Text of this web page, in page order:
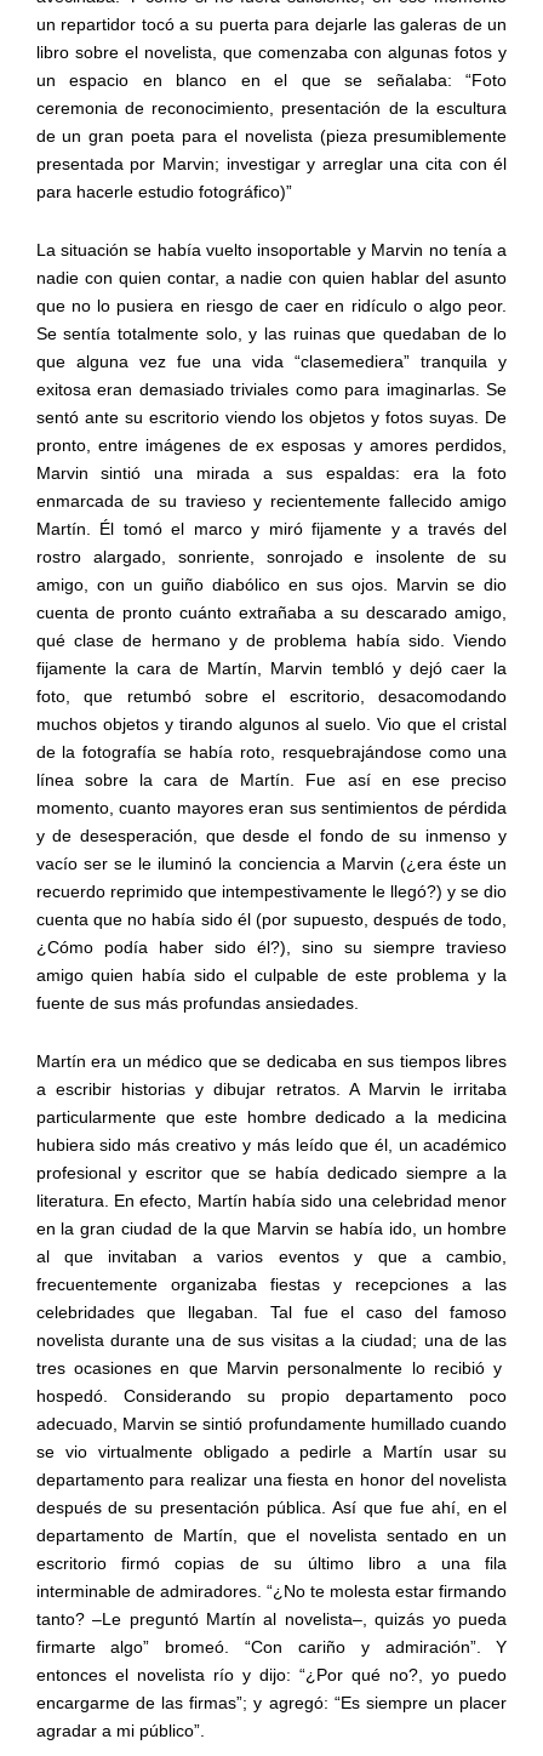
un repartidor tocó a su puerta para dejarle las galeras de un
libro sobre el novelista, que comenzaba con algunas fotos y
un espacio en blanco en el que se señalaba: “Foto
ceremonia de reconocimiento, presentación de la escultura
de un gran poeta para el novelista (pieza presumiblemente
presentada por Marvin; investigar y arreglar una cita con él
para hacerle estudio fotográfico)”
La situación se había vuelto insoportable y Marvin no tenía a
nadie con quien contar, a nadie con quien hablar del asunto
que no lo pusiera en riesgo de caer en ridículo o algo peor.
Se sentía totalmente solo, y las ruinas que quedaban de lo
que alguna vez fue una vida “clasemediera” tranquila y
exitosa eran demasiado triviales como para imaginarlas. Se
sentó ante su escritorio viendo los objetos y fotos suyas. De
pronto, entre imágenes de ex esposas y amores perdidos,
Marvin sintió una mirada a sus espaldas: era la foto
enmarcada de su travieso y recientemente fallecido amigo
Martín. Él tomó el marco y miró fijamente y a través del
rostro alargado, sonriente, sonrojado e insolente de su
amigo, con un guiño diabólico en sus ojos. Marvin se dio
cuenta de pronto cuánto extrañaba a su descarado amigo,
qué clase de hermano y de problema había sido. Viendo
fijamente la cara de Martín, Marvin tembló y dejó caer la
foto, que retumbó sobre el escritorio, desacomodando
muchos objetos y tirando algunos al suelo. Vio que el cristal
de la fotografía se había roto, resquebrajándose como una
línea sobre la cara de Martín. Fue así en ese preciso
momento, cuanto mayores eran sus sentimientos de pérdida
y de desesperación, que desde el fondo de su inmenso y
vacío ser se le iluminó la conciencia a Marvin (¿era éste un
recuerdo reprimido que intempestivamente le llegó?) y se dio
cuenta que no había sido él (por supuesto, después de todo,
¿Cómo podía haber sido él?), sino su siempre travieso
amigo quien había sido el culpable de este problema y la
fuente de sus más profundas ansiedades.
Martín era un médico que se dedicaba en sus tiempos libres
a escribir historias y dibujar retratos. A Marvin le irritaba
particularmente que este hombre dedicado a la medicina
hubiera sido más creativo y más leído que él, un académico
profesional y escritor que se había dedicado siempre a la
literatura. En efecto, Martín había sido una celebridad menor
en la gran ciudad de la que Marvin se había ido, un hombre
al que invitaban a varios eventos y que a cambio,
frecuentemente organizaba fiestas y recepciones a las
celebridades que llegaban. Tal fue el caso del famoso
novelista durante una de sus visitas a la ciudad; una de las
tres ocasiones en que Marvin personalmente lo recibió y
hospedó. Considerando su propio departamento poco
adecuado, Marvin se sintió profundamente humillado cuando
se vio virtualmente obligado a pedirle a Martín usar su
departamento para realizar una fiesta en honor del novelista
después de su presentación pública. Así que fue ahí, en el
departamento de Martín, que el novelista sentado en un
escritorio firmó copias de su último libro a una fila
interminable de admiradores. “¿No te molesta estar firmando
tanto? –Le preguntó Martín al novelista–, quizás yo pueda
firmarte algo” bromeó. “Con cariño y admiración”. Y
entonces el novelista río y dijo: “¿Por qué no?, yo puedo
encargarme de las firmas”; y agregó: “Es siempre un placer
agradar a mi público”.